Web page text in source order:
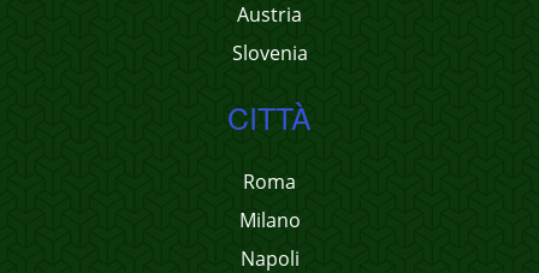
Austria
Slovenia
CITTÀ
Roma
Milano
Napoli